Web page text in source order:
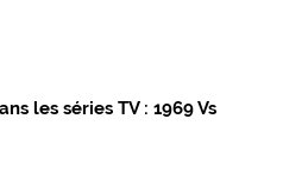
les séries TV : 1969 Vs